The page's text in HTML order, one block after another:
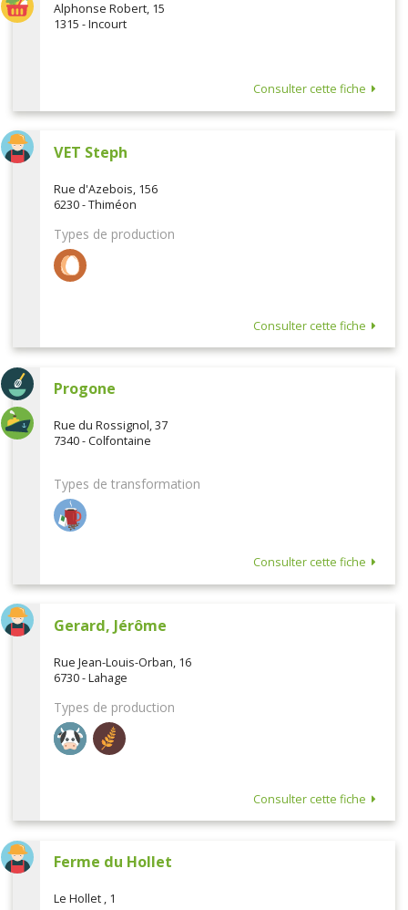
Alphonse Robert, 15
1315 - Incourt
Consulter cette fiche
VET Steph
Rue d'Azebois, 156
6230 - Thiméon
Types de production
Consulter cette fiche
Progone
Rue du Rossignol, 37
7340 - Colfontaine
Types de transformation
Consulter cette fiche
Gerard, Jérôme
Rue Jean-Louis-Orban, 16
6730 - Lahage
Types de production
Consulter cette fiche
Ferme du Hollet
Le Hollet , 1